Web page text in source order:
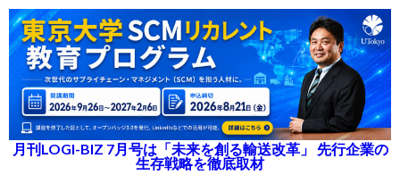
月刊LOGI-BIZ 7月号は「未来を創る輸送改革」 先行企業の
生存戦略を徹底取材